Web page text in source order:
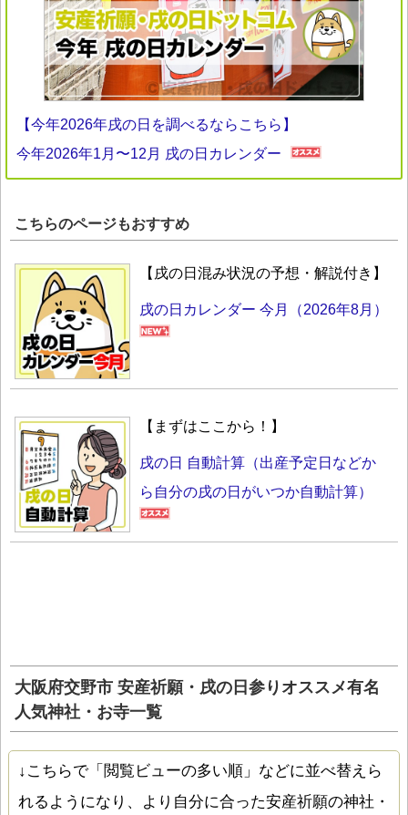
【今年2026年戌の日を調べるならこちら】
今年2026年1月〜12月 戌の日カレンダー
こちらのページもおすすめ
【戌の日混み状況の予想・解説付き】
戌の日カレンダー 今月（2026年8月）
【まずはここから！】
戌の日 自動計算（出産予定日などか
ら自分の戌の日がいつか自動計算）
大阪府交野市 安産祈願・戌の日参りオススメ有名
人気神社・お寺一覧
↓こちらで「閲覧ビューの多い順」などに並べ替えら
れるようになり、より自分に合った安産祈願の神社・